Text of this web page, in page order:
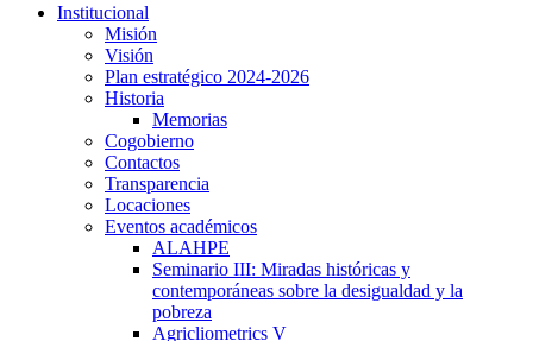
Institucional
Misión
Visión
Plan estratégico 2024-2026
Historia
Memorias
Cogobierno
Contactos
Transparencia
Locaciones
Eventos académicos
ALAHPE
Seminario III: Miradas históricas y
contemporáneas sobre la desigualdad y la
pobreza
Agricliometrics V